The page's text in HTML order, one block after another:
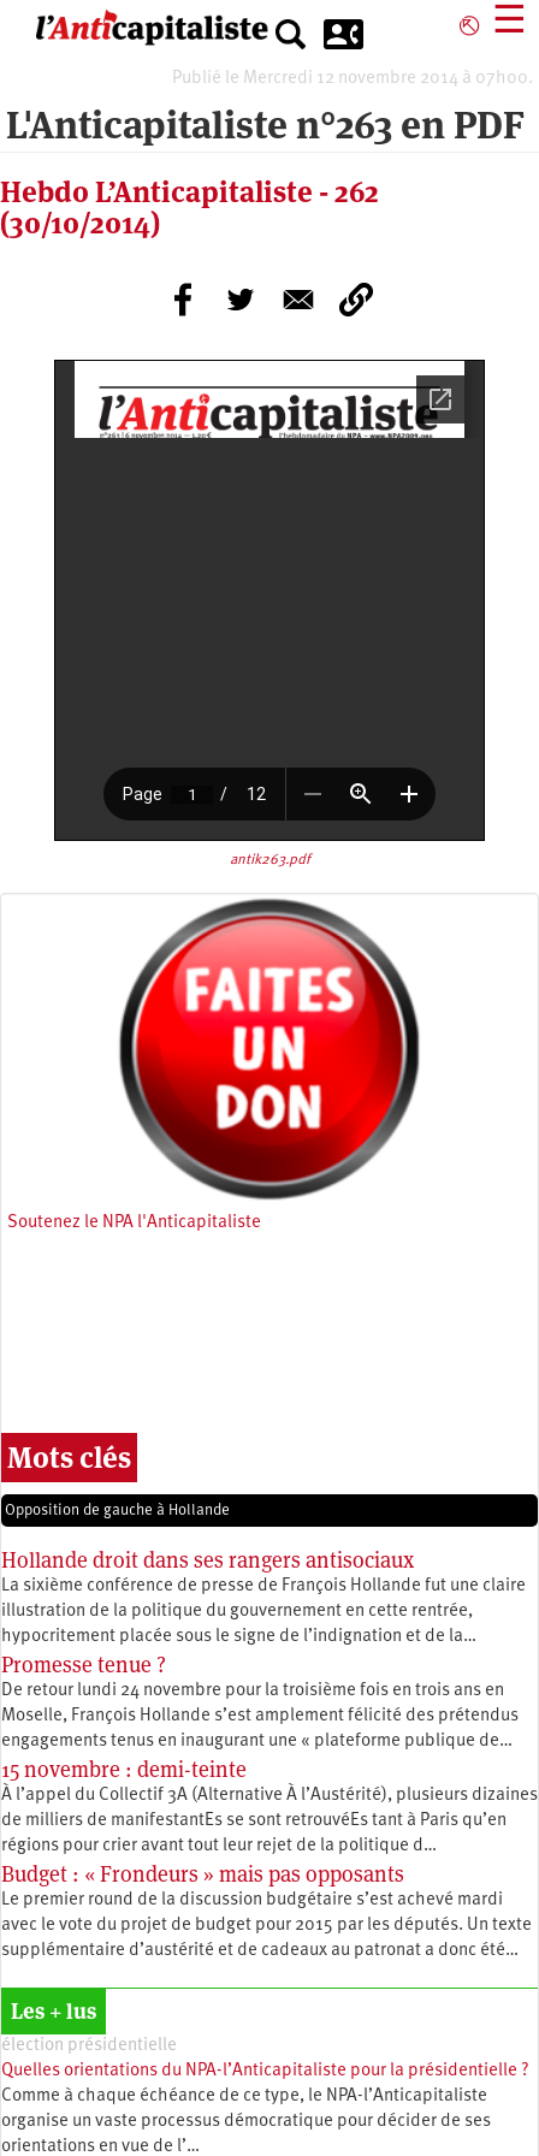
⎋ ☰
Publié le Mercredi 12 novembre 2014 à 07h00.
L'Anticapitaliste n°263 en PDF
Hebdo L’Anticapitaliste - 262
(30/10/2014)
antik263.pdf
Soutenez le NPA l'Anticapitaliste
Mots clés
Opposition de gauche à Hollande
Hollande droit dans ses rangers antisociaux
La sixième conférence de presse de François Hollande fut une claire
illustration de la politique du gouvernement en cette rentrée,
hypocritement placée sous le signe de l’indignation et de la…
Promesse tenue ?
De retour lundi 24 novembre pour la troisième fois en trois ans en
Moselle, François Hollande s’est amplement félicité des prétendus
engagements tenus en inaugurant une « plateforme publique de…
15 novembre : demi-teinte
À l’appel du Collectif 3A (Alternative À l’Austérité), plusieurs dizaines
de milliers de manifestantEs se sont retrouvéEs tant à Paris qu’en
régions pour crier avant tout leur rejet de la politique d…
Budget : « Frondeurs » mais pas opposants
Le premier round de la discussion budgétaire s’est achevé mardi
avec le vote du projet de budget pour 2015 par les députés. Un texte
supplémentaire d’austérité et de cadeaux au patronat a donc été…
Les + lus
élection présidentielle
Quelles orientations du NPA-l’Anticapitaliste pour la présidentielle ?
Comme à chaque échéance de ce type, le NPA-l’Anticapitaliste
organise un vaste processus démocratique pour décider de ses
orientations en vue de l’…